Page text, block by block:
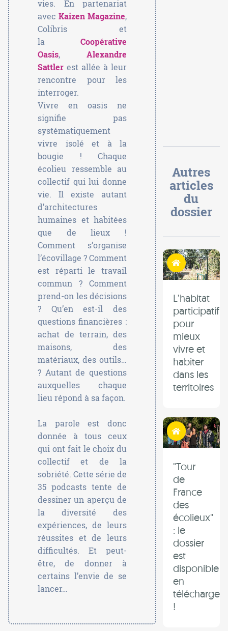
vies. En partenariat
avecKaizen Magazine,
Colibris et
laCoopérative
Oasis,Alexandre
Sattler est allée à leur
rencontre pour les
interroger.
Vivre en oasis ne
signifie pas
systématiquement
vivre isolé et à la
bougie ! Chaque
écolieu ressemble au
collectif qui lui donne
vie. Il existe autant
d’architectures
humaines et habitées
que de lieux !
Comment s’organise
l’écovillage ? Comment
est réparti le travail
commun ? Comment
prend-on les décisions
? Qu’en est-il des
questions financières :
achat de terrain, des
maisons, des
matériaux, des outils…
? Autant de questions
auxquelles chaque
lieu répond à sa façon.
La parole est donc
donnée à tous ceux
qui ont fait le choix du
collectif et de la
sobriété. Cette série de
35 podcasts tente de
dessiner un aperçu de
la diversité des
expériences, de leurs
réussites et de leurs
difficultés. Et peut-
être, de donner à
certains l’envie de se
lancer…
Autres
articles
du
dossier
Habiter autrement
L’habitat
participatif
pour
mieux
vivre et
habiter
dans les
territoires
Habiter autrement
"Tour
de
France
des
écolieux"
: le
dossier
est
disponible
en
!